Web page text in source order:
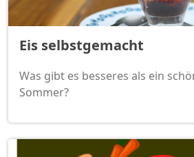
Eis selbstgemacht
Was gibt es besseres als ein
Sommer?